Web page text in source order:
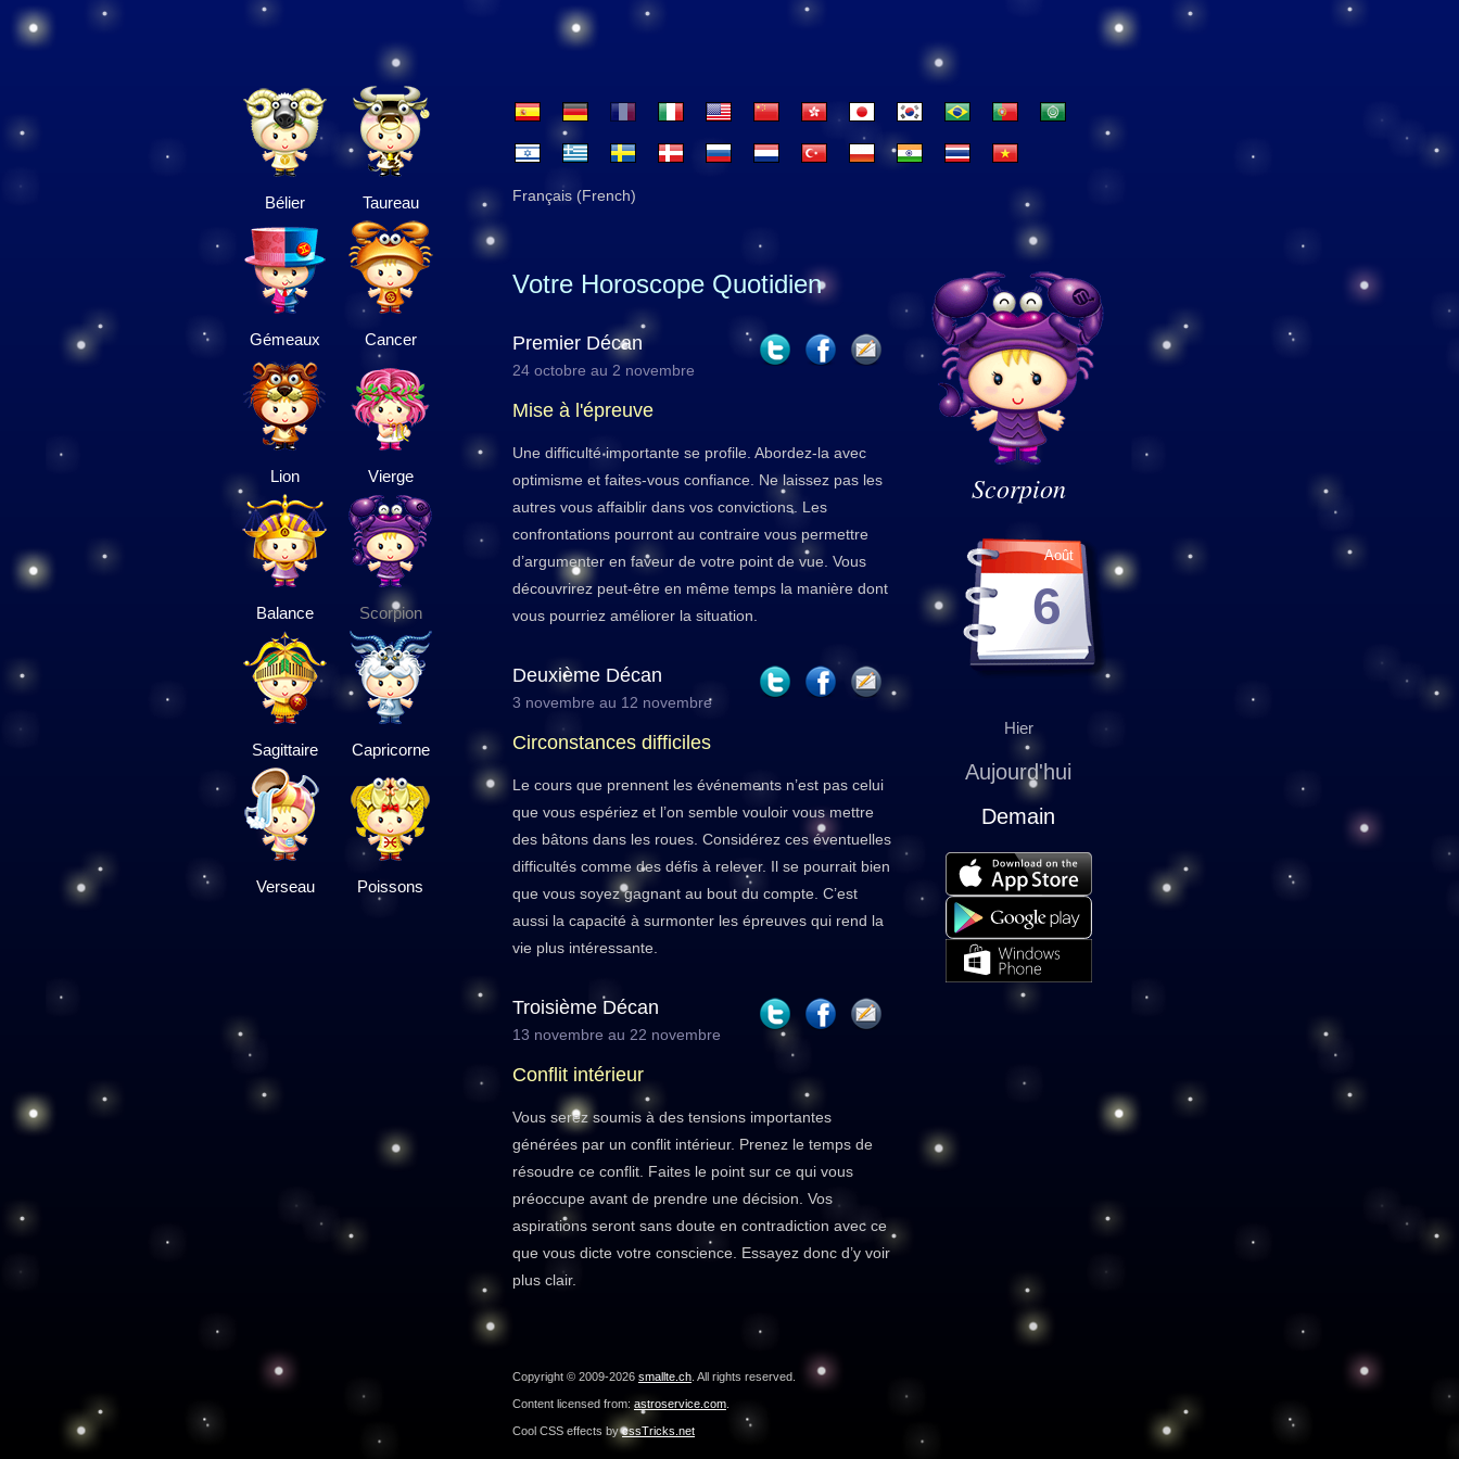
Bélier Taureau
Gémeaux Cancer
Lion Vierge
Balance Scorpion
Sagittaire Capricorne
Verseau Poissons
Français (French)
Scorpion
Août
6
Hier
Aujourd'hui
Demain
Votre Horoscope Quotidien
Premier Décan
24 octobre au 2 novembre
Mise à l'épreuve
Une difficulté importante se profile. Abordez-la avec
optimisme et faites-vous confiance. Ne laissez pas les
autres vous affaiblir dans vos convictions. Les
confrontations pourront au contraire vous permettre
d’argumenter en faveur de votre point de vue. Vous
découvrirez peut-être en même temps la manière dont
vous pourriez améliorer la situation.
Deuxième Décan
3 novembre au 12 novembre
Circonstances difficiles
Le cours que prennent les événements n’est pas celui
que vous espériez et l’on semble vouloir vous mettre
des bâtons dans les roues. Considérez ces éventuelles
difficultés comme des défis à relever. Il se pourrait bien
que vous soyez gagnant au bout du compte. C’est
aussi la capacité à surmonter les épreuves qui rend la
vie plus intéressante.
Troisième Décan
13 novembre au 22 novembre
Conflit intérieur
Vous serez soumis à des tensions importantes
générées par un conflit intérieur. Prenez le temps de
résoudre ce conflit. Faites le point sur ce qui vous
préoccupe avant de prendre une décision. Vos
aspirations seront sans doute en contradiction avec ce
que vous dicte votre conscience. Essayez donc d’y voir
plus clair.
Copyright © 2009-2026 smallte.ch . All rights reserved.
Content licensed from: astroservice.com
Cool CSS effects bycssTricks.net